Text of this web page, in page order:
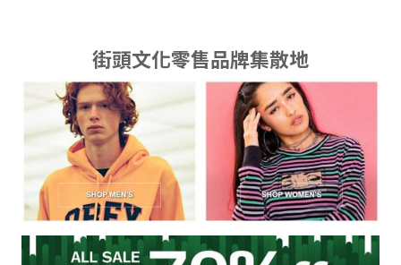
街頭文化零售品牌集散地